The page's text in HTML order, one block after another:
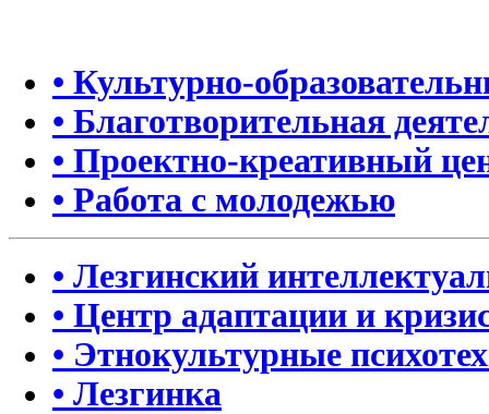
• Культурно-
• Благотворительная
• Проектно-креативный
• Работа с молодежью
• Лезгинский
• Центр адаптации и
• Этнокультурные
• Лезгинка